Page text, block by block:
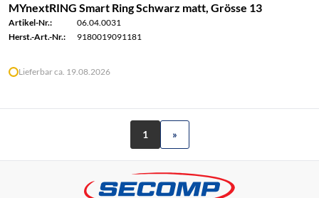
MYnextRING Smart Ring Schwarz matt, Grösse 13
Artikel-Nr.:
06.04.0031
Herst.-Art.-Nr.:
9180019091181
Lieferbar ca. 19.08.2026
1 »